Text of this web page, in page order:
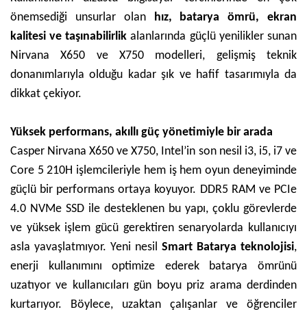
önemsediği unsurlar olan
hız, batarya ömrü, ekran
kalitesi ve taşınabilirlik alanlarında güçlü yenilikler sunan
Nirvana X650 ve X750 modelleri, gelişmiş teknik
donanımlarıyla olduğu kadar şık ve hafif tasarımıyla da
dikkat çekiyor.
Yüksek performans, akıllı güç yönetimiyle bir arada
Casper Nirvana X650 ve X750, Intel’in son nesil i3, i5, i7 ve
Core 5 210H işlemcileriyle hem iş hem oyun deneyiminde
güçlü bir performans ortaya koyuyor. DDR5 RAM ve PCIe
4.0 NVMe SSD ile desteklenen bu yapı, çoklu görevlerde
ve yüksek işlem gücü gerektiren senaryolarda kullanıcıyı
asla yavaşlatmıyor. Yeni nesil Smart Batarya teknolojisi,
enerji kullanımını optimize ederek batarya ömrünü
uzatıyor ve kullanıcıları gün boyu priz arama derdinden
kurtarıyor. Böylece, uzaktan çalışanlar ve öğrenciler